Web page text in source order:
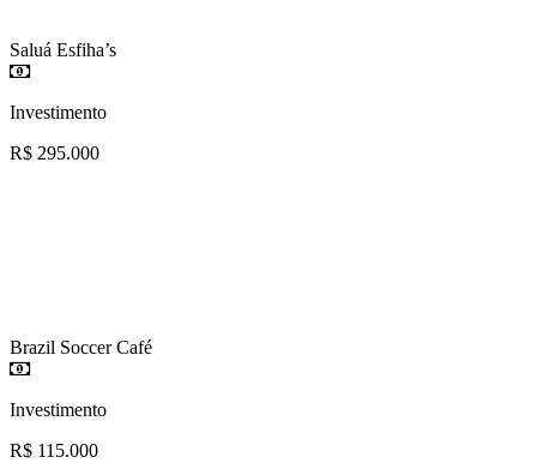
Saluá Esfiha’s
Investimento
R$ 295.000
Brazil Soccer Café
Investimento
R$ 115.000